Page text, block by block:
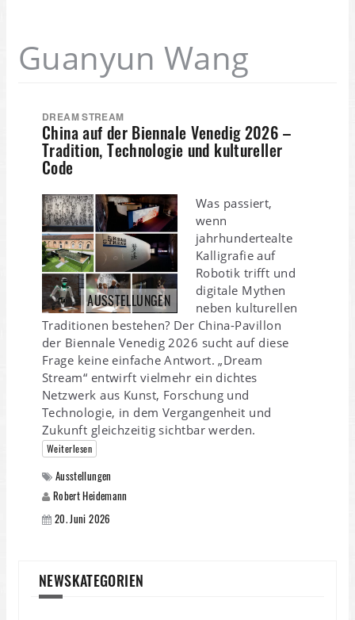
Guanyun Wang
DREAM STREAM
China auf der Biennale Venedig 2026 –
Tradition, Technologie und kultureller
Code
AUSSTELLUNGEN
Was passiert,
wenn
jahrhundertealte
Kalligrafie auf
Robotik trifft und
digitale Mythen
neben kulturellen
Traditionen bestehen? Der China-Pavillon
der Biennale Venedig 2026 sucht auf diese
Frage keine einfache Antwort. „Dream
Stream“ entwirft vielmehr ein dichtes
Netzwerk aus Kunst, Forschung und
Technologie, in dem Vergangenheit und
Zukunft gleichzeitig sichtbar werden.
Weiterlesen
Ausstellungen
Robert Heidemann
20. Juni 2026
NEWSKATEGORIEN